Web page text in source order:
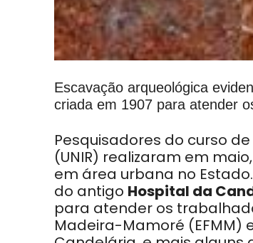
Escavação arqueológica
criada em 1907 para atender
Pesquisadores do curso de
(UNIR) realizaram em
em área urbana no
do antigo Hospital da
para atender os
Madeira-Mamoré (EFMM)